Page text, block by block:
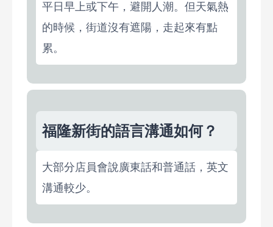
平日早上或下午，避開人潮。但天氣熱
的時候，街道沒有遮陽，走起來有點
累。
福隆新街的語言溝通如何？
大部分店員會說廣東話和普通話，英文
溝通較少。